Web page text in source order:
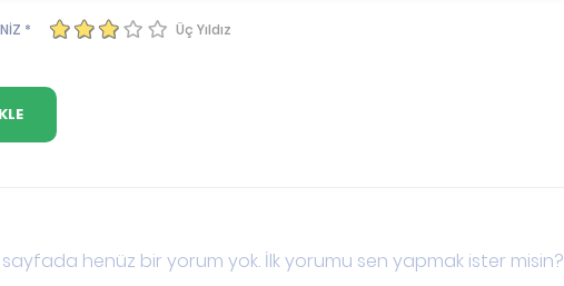
* Üç Yıldız
sayfada henüz bir yorum yok. İlk yorumu sen yapmak ister misin?